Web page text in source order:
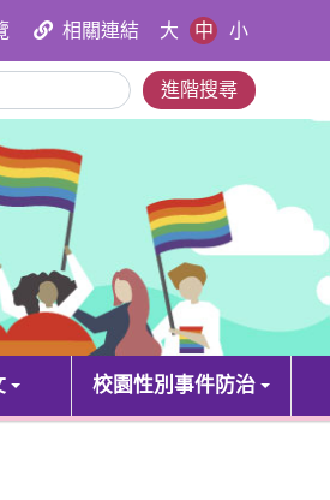
相關連結 大 中 小
進階搜尋
校園性別事件防治